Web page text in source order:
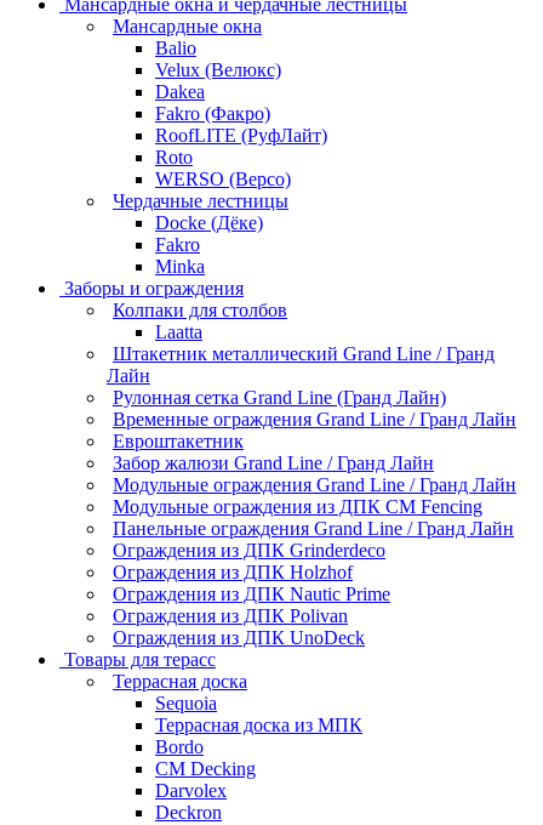
Мансардные окна и чердачные лестницы
Мансардные окна
Balio
Velux (Велюкс)
Dakea
Fakro (Факро)
RoofLITE (РуфЛайт)
Roto
WERSO (Версо)
Чердачные лестницы
Docke (Дёке)
Fakro
Minka
Заборы и ограждения
Колпаки для столбов
Laatta
Штакетник металлический Grand Line / Гранд
Лайн
Рулонная сетка Grand Line (Гранд Лайн)
Временные ограждения Grand Line / Гранд Лайн
Евроштакетник
Забор жалюзи Grand Line / Гранд Лайн
Модульные ограждения Grand Line / Гранд Лайн
Модульные ограждения из ДПК CM Fencing
Панельные ограждения Grand Line / Гранд Лайн
Ограждения из ДПК Grinderdeco
Ограждения из ДПК Holzhof
Ограждения из ДПК Nautic Prime
Ограждения из ДПК Polivan
Ограждения из ДПК UnoDeck
Товары для терасс
Террасная доска
Sequoia
Террасная доска из МПК
Bordo
CM Decking
Darvolex
Deckron